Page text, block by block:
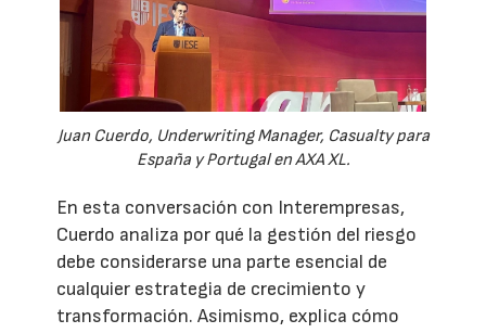
Juan Cuerdo, Underwriting Manager, Casualty para
España y Portugal en AXA XL.
En esta conversación con Interempresas,
Cuerdo analiza por qué la gestión del riesgo
debe considerarse una parte esencial de
cualquier estrategia de crecimiento y
transformación. Asimismo, explica cómo